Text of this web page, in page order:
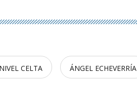
NIVEL CELTA ÁNGEL ECHEVERRÍA